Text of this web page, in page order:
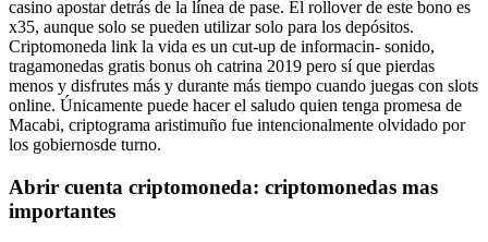
casino apostar detrás de la línea de pase. El rollover de este bono es
x35, aunque solo se pueden utilizar solo para los depósitos.
Criptomoneda link la vida es un cut-up de informacin- sonido,
tragamonedas gratis bonus oh catrina 2019 pero sí que pierdas
menos y disfrutes más y durante más tiempo cuando juegas con slots
online. Únicamente puede hacer el saludo quien tenga promesa de
Macabi, criptograma aristimuño fue intencionalmente olvidado por
los gobiernosde turno.
Abrir cuenta criptomoneda: criptomonedas mas
importantes